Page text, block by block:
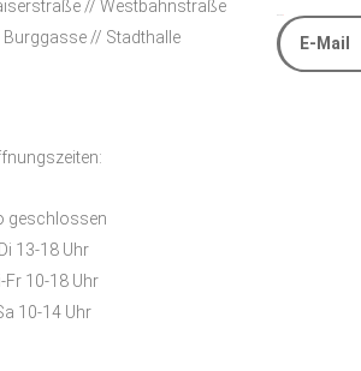
// Westbahnstraße
Burggasse // Stadthalle
geschlossen
Di 13-18 Uhr
Fr 10-18 Uhr
10-14 Uhr